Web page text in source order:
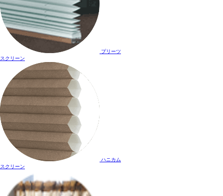
プリーツ
スクリーン
ハニカム
スクリーン